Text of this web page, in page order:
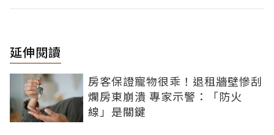
延伸閱讀
房客保證寵物很乖！退租牆壁慘刮
爛房東崩潰 專家示警：「防火
線」是關鍵